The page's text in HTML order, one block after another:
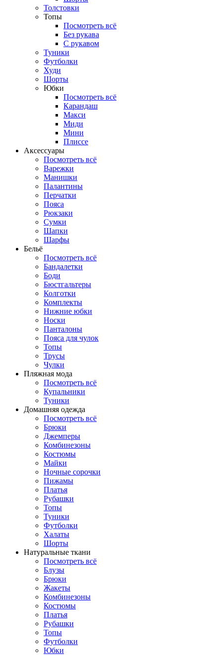
Толстовки
Топы
Посмотреть всё
Без рукава
С рукавом
Туники
Футболки
Худи
Шорты
Юбки
Посмотреть всё
Карандаш
Макси
Миди
Мини
Плиссе
Аксессуары
Посмотреть всё
Варежки
Манишки
Палантины
Перчатки
Пояса
Рюкзаки
Сумки
Шапки
Шарфы
Бельё
Посмотреть всё
Бандалетки
Боди
Бюстгальтеры
Колготки
Комплекты
Нижние юбки
Носки
Панталоны
Поясa для чулок
Топы
Трусы
Чулки
Пляжная мода
Посмотреть всё
Купальники
Туники
Домашняя одежда
Посмотреть всё
Брюки
Джемперы
Комбинезоны
Костюмы
Майки
Ночные сорочки
Пижамы
Платья
Рубашки
Топы
Туники
Футболки
Халаты
Шорты
Натуральные ткани
Посмотреть всё
Блузы
Брюки
Жакеты
Комбинезоны
Костюмы
Платья
Рубашки
Топы
Футболки
Юбки